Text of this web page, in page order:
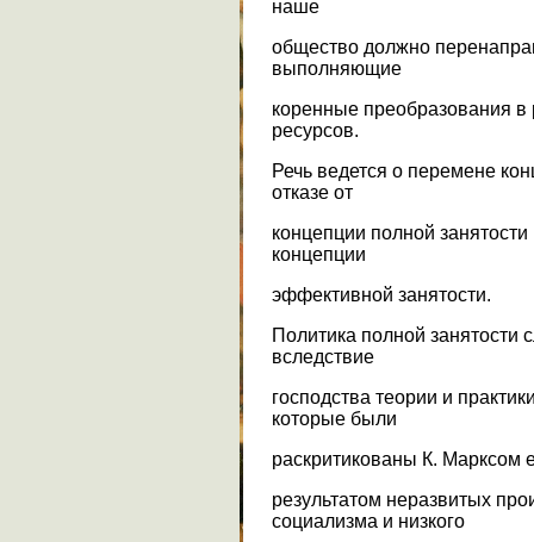
наше
общество должно
выполняющие
коренные преобразования в
ресурсов.
Речь ведется о перемене
отказе от
концепции полной
концепции
эффективной занятости.
Политика полной
вследствие
господства теории и
которые были
раскритикованы К. Марксом
результатом неразвитых
социализма и низкого